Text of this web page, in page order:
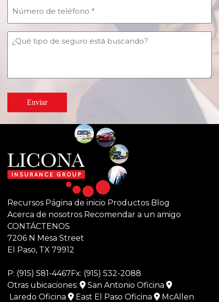
de
teléfono
(Obligatorio)
¿Qué
tipo
buscando?
Recursos Página de inicio Productos Blog
Acerca de nosotros Recomendar a un amigo
CONTÁCTENOS
7206 N Mesa Street
El Paso, TX 79912
P: (915) 581-4467Fx: (915) 532-2088
Otras ubicaciones:
San Antonio Oficina
Laredo Oficina
East El Paso Oficina
McAllen